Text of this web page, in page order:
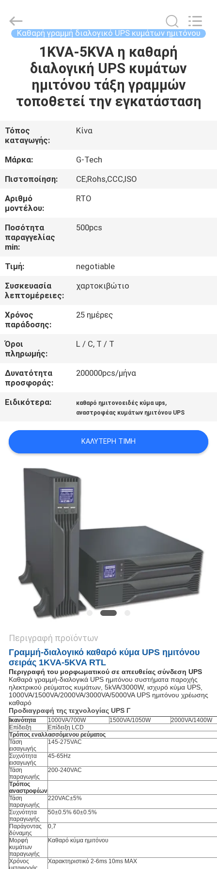
ΠΡΟΪΌΝΤΑ
ΜΕ
ΕΜΆΣ
ΕΠΙΣΚΕΨΉ
ΕΡΓΟΣΤΑΣΊΟΥ
ΈΛΕΓΧΟΣ
ΠΟΙΌΤΗΤΑΣ
ΕΠΙΚΟΙΝΩΝΉΣΤΕ
ΜΑΖΊ
ΕΙΔΉΣΕΙΣ
ΖΗΤΉΣΤΕ
ΜΙΑ
ΠΡΟΣΦΟΡΆ
SITEMAP
ΜΥΣΤΙΚΌΤΗΤΑΣ
POWER
GROUP.
Rights Καθαρή γραμμή διαλογικό UPS κυμάτων ημιτόνου
1KVA-5KVA η καθαρή
διαλογική UPS κυμάτων
ημιτόνου τάξη γραμμών
τοποθετεί την εγκατάσταση
Τόπος
καταγωγής:
Κίνα
Μάρκα:
G-Tech
Πιστοποίηση:
CE;Rohs,CCC,ISO
Αριθμό
μοντέλου:
RTO
Ποσότητα
παραγγελίας
min:
500pcs
Τιμή:
negotiable
Συσκευασία
λεπτομέρειες:
χαρτοκιβώτιο
Χρόνος
παράδοσης:
25 ημέρες
Όροι
πληρωμής:
L / C, T / T
Δυνατότητα
προσφοράς:
200000pcs/μήνα
Ειδικότερα: καθαρό ημιτονοειδές κύμα ups,
αναστροφέας κυμάτων ημιτόνου UPS
ΚΑΛΎΤΕΡΗ ΤΙΜΉ
Περιγραφή προϊόντων
Γραμμή-διαλογικό καθαρό κύμα UPS ημιτόνου
σειράς 1KVA-5KVA RTL
Περιγραφή του μορφωματικού σε απευθείας σύνδεση UPS
Καθαρά γραμμή-διαλογικά UPS ημιτόνου συστήματα παροχής
ηλεκτρικού ρεύματος κυμάτων, 5kVA/3000W, ισχυρό κύμα UPS,
1000VA/1500VA/2000VA/3000VA/5000VA UPS ημιτόνου χρέωσης
καθαρό
Προδιαγραφή της τεχνολογίας UPS Γ
Ικανότητα 1000VA/700W 1500VA/1050W
2000VA/1400W
Επίδειξη
Επίδειξη LCD
Τρόπος εναλλασσόμενου ρεύματος
Τάση
εισαγωγής
145-275VAC
Συχνότητα
εισαγωγής
45-65Hz
Τάση
παραγωγής
200-240VAC
Τρόπος
αναστροφέων
Τάση
παραγωγής
220VAC±5%
Συχνότητα
παραγωγής
50±0.5% 60±0.5%
Παράγοντας
δύναμης
0,7
Μορφή
κυμάτων
παραγωγής
Καθαρό κύμα ημιτόνου
Χρόνος
Χαρακτηριστικό 2-6ms 10ms MAX